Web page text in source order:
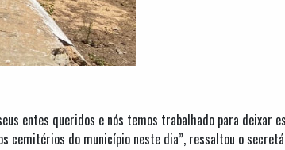
entes queridos e nós temos trabalhado para deixar
cemitérios do município neste dia”, ressaltou o